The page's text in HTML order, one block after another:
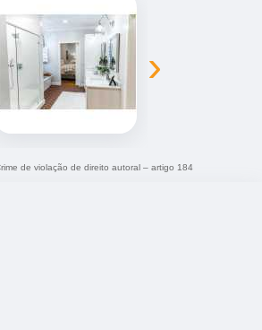
›
de violação de direito autoral – artigo 184